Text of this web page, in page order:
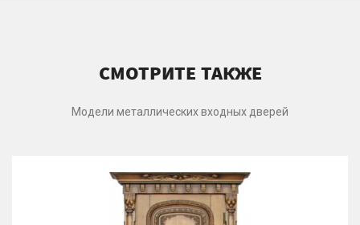
СМОТРИТЕ ТАКЖЕ
Модели металлических входных дверей